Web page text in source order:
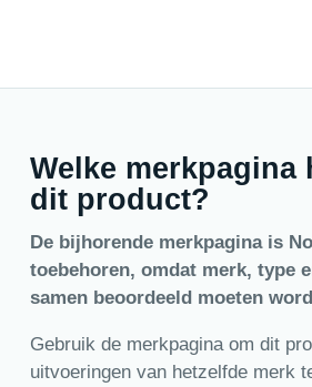
Welke merkpagina
dit product?
De bijhorende merkpagina is
toebehoren, omdat merk, type
samen beoordeeld moeten
Gebruik de merkpagina om dit
uitvoeringen van hetzelfde merk